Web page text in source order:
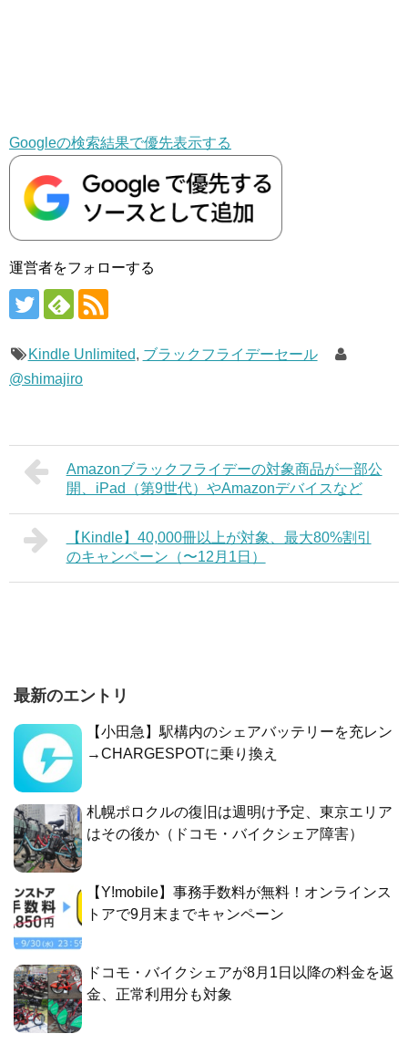
Googleの検索結果で優先表示する
運営者をフォローする
Kindle Unlimited, ブラックフライデーセール
@shimajiro
Amazonブラックフライデーの対象商品が一部公
開、iPad（第9世代）やAmazonデバイスなど
【Kindle】40,000冊以上が対象、最大80%割引
のキャンペーン（〜12月1日）
最新のエントリ
【小田急】駅構内のシェアバッテリーを充レン
→CHARGESPOTに乗り換え
札幌ポロクルの復旧は週明け予定、東京エリア
はその後か（ドコモ・バイクシェア障害）
【Y!mobile】事務手数料が無料！オンラインス
トアで9月末までキャンペーン
ドコモ・バイクシェアが8月1日以降の料金を返
金、正常利用分も対象